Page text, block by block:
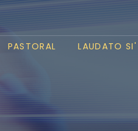
PASTORAL LAUDATO SI'